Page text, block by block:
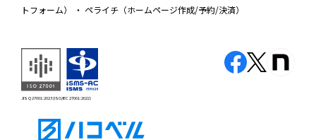
トフォーム）
ペライチ（ホームページ作成/予約/決済）
JIS Q 27001:2023 (ISO/IEC 27001:2022)